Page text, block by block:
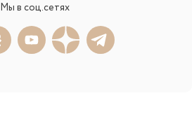
Мы в соц.сетях